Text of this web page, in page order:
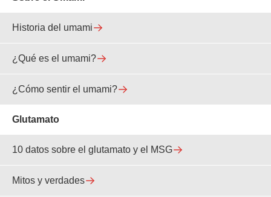
Historia del umami
¿Qué es el umami?
¿Cómo sentir el umami?
Glutamato
10 datos sobre el glutamato y el MSG
Mitos y verdades